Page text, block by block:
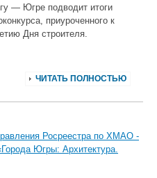
— Югре подводит итоги
приуроченного к
Дня строителя.
ЧИТАТЬ ПОЛНОСТЬЮ
Росреестра по ХМАО -
Югры: Архитектура.